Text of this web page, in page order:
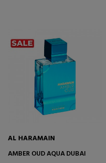
AL HARAMAIN
AMBER OUD AQUA DUBAI